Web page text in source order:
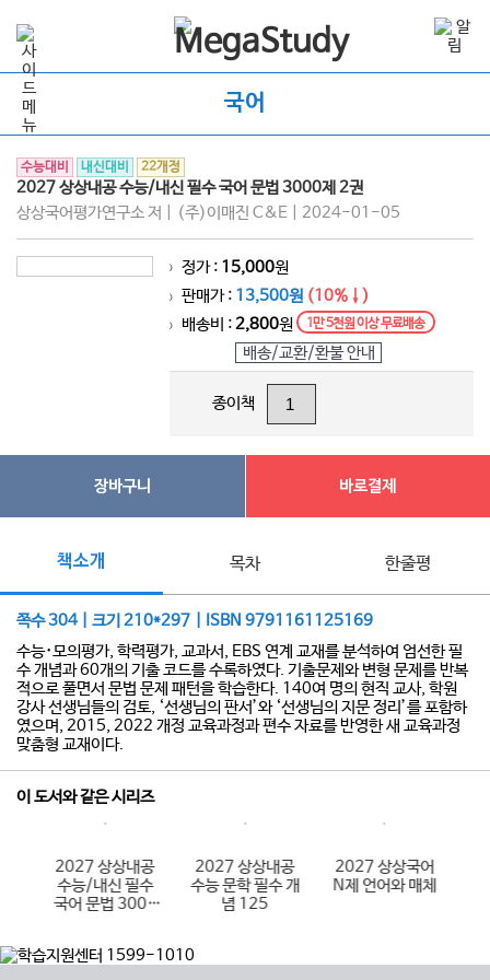
국어
수능대비 내신대비 22개정
2027 상상내공 수능/내신 필수 국어 문법 3000제 2권
상상국어평가연구소 저 | (주)이매진 C&E | 2024-01-05
> 정가 : 15,000원
> 판매가 : 13,500원 (10%↓)
> 배송비 :2,800원 1만 5천원 이상 무료배송
배송/교환/환불 안내
종이책
장바구니 바로결제
책소개 목차 한줄평
쪽수 304 | 크기 210*297 | ISBN 9791161125169
수능･모의평가, 학력평가, 교과서, EBS 연계 교재를 분석하여 엄선한 필
수 개념과 60개의 기출 코드를 수록하였다. 기출문제와 변형 문제를 반복
적으로 풀면서 문법 문제 패턴을 학습한다. 140여 명의 현직 교사, 학원
강사 선생님들의 검토, ‘선생님의 판서’와 ‘선생님의 지문 정리’를 포함하
였으며, 2015, 2022 개정 교육과정과 편수 자료를 반영한 새 교육과정
맞춤형 교재이다.
이 도서와 같은 시리즈
2027 상상내공
수능/내신 필수
국어 문법 3000
2027 상상내공
수능 문학 필수 개
념 125
2027 상상국어
N제 언어와 매체